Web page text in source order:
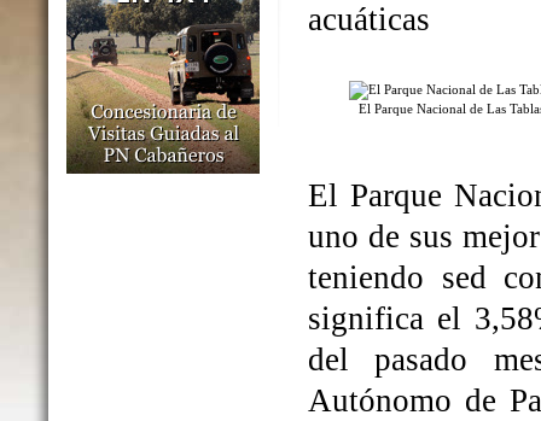
acuáticas
El Parque Nacional de Las
El Parque
uno de sus
teniendo sed
significa el
del pasado
Autónomo de